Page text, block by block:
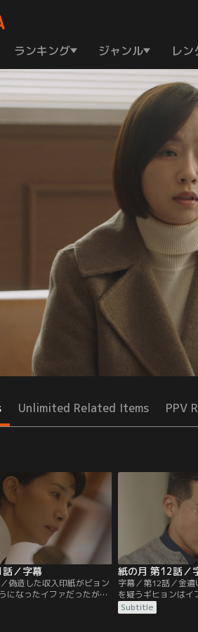
ランキング ジャンル レン
Unlimited Related Items PPV
／字幕
偽造した収入印紙がビョン
になったイファだったが、
を得る。ビョンシクとスク
し、家族として病院に呼び
紙の月 第12話／
字幕／第12話／金
を疑うギヒョンはイ
告げるも、イファは
があるから辞められ
Subtitle